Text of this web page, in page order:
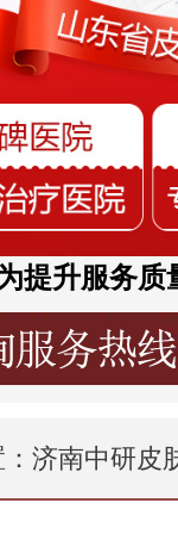
提升服务质
济南中研皮